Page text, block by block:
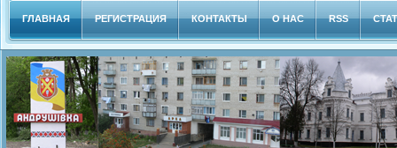
ГЛАВНАЯ РЕГИСТРАЦИЯ КОНТАКТЫ О НАС RSS